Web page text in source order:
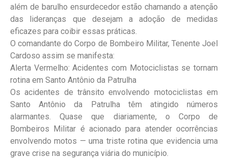
além de barulho ensurdecedor estão chamando a atenção
das lideranças que desejam a adoção de medidas
eficazes para coibir essas práticas.
O comandante do Corpo de Bombeiro Militar, Tenente Joel
Cardoso assim se manifesta:
Alerta Vermelho: Acidentes com Motociclistas se tornam
rotina em Santo Antônio da Patrulha
Os acidentes de trânsito envolvendo motociclistas em
Santo Antônio da Patrulha têm atingido números
alarmantes. Quase que diariamente, o Corpo de
Bombeiros Militar é acionado para atender ocorrências
envolvendo motos — uma triste rotina que evidencia uma
grave crise na segurança viária do município.